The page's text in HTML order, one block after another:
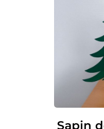
Sapin